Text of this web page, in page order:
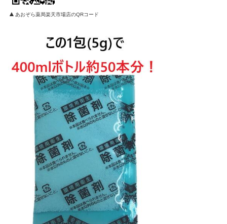
▲ あおぞら薬局楽天市場店のQRコード